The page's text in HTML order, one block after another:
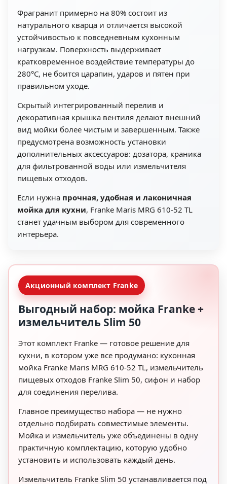
Фрагранит примерно на 80% состоит из
натурального кварца и отличается высокой
устойчивостью к повседневным кухонным
нагрузкам. Поверхность выдерживает
кратковременное воздействие температуры до
280°C, не боится царапин, ударов и пятен при
правильном уходе.
Скрытый интегрированный перелив и
декоративная крышка вентиля делают внешний
вид мойки более чистым и завершенным. Также
предусмотрена возможность установки
дополнительных аксессуаров: дозатора, краника
для фильтрованной воды или измельчителя
пищевых отходов.
Если нужна прочная, удобная и лаконичная
мойка для кухни, Franke Maris MRG 610-52 TL
станет удачным выбором для современного
интерьера.
Акционный комплект Franke
Выгодный набор: мойка Franke +
измельчитель Slim 50
Этот комплект Franke — готовое решение для
кухни, в котором уже все продумано: кухонная
мойка Franke Maris MRG 610-52 TL, измельчитель
пищевых отходов Franke Slim 50, сифон и набор
для соединения перелива.
Главное преимущество набора — не нужно
отдельно подбирать совместимые элементы.
Мойка и измельчитель уже объединены в одну
практичную комплектацию, которую удобно
установить и использовать каждый день.
Измельчитель Franke Slim 50 устанавливается под